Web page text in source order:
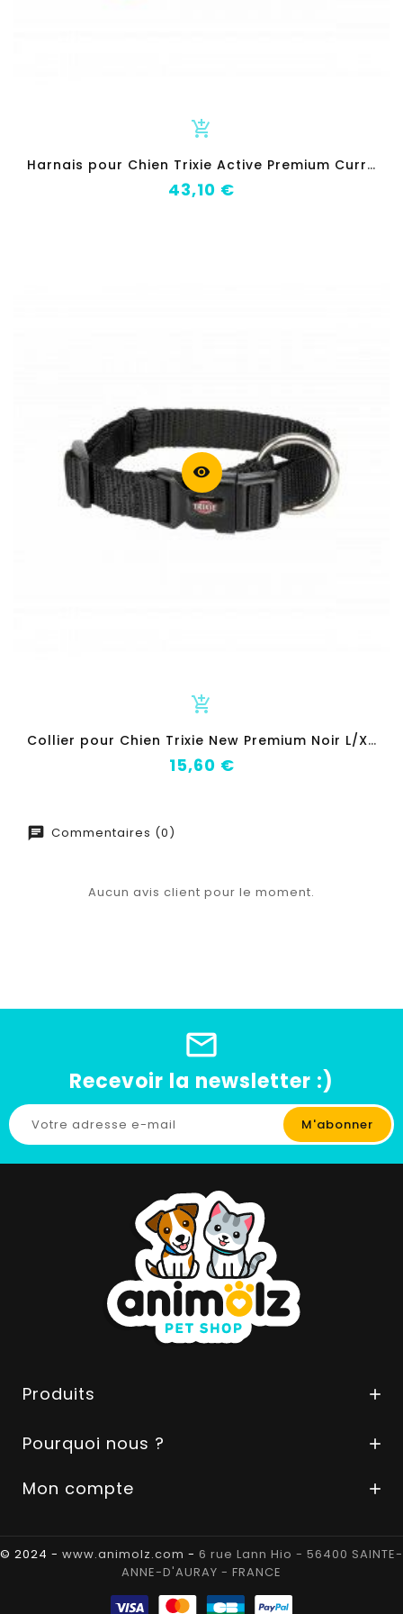
add_shopping_cart
H
arnais pour Chien Trixie Active Premium Curry XS/S
Prix
43,10 €
visibility
add_shopping_cart
C
ollier pour Chien Trixie New Premium Noir L/XL 40-65 cm
Prix
15,60 €
Commentaires (0)
Aucun avis client pour le moment.
Recevoir la newsletter :)
Produits 
Pourquoi nous ? 
Mon compte 
© 2024 - www.animolz.com - 6 rue Lann Hio - 56400 SAINTE-
ANNE-D'AURAY - FRANCE